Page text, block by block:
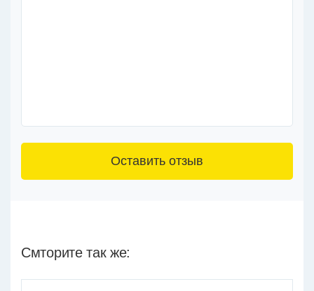
Смторите так же: